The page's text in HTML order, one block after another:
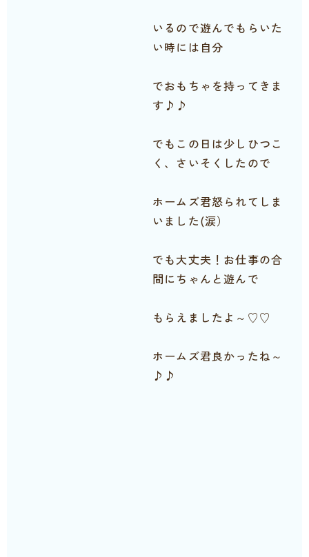
いるので遊んでもらいた
い時には自分
でおもちゃを持ってきま
す♪♪
でもこの日は少しひつこ
く、さいそくしたので
ホームズ君怒られてしま
いました(涙）
でも大丈夫！お仕事の合
間にちゃんと遊んで
もらえましたよ～♡♡
ホームズ君良かったね～
♪♪